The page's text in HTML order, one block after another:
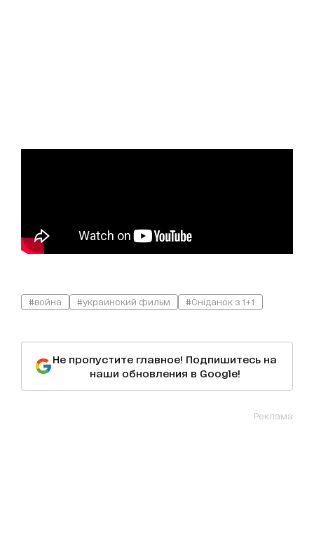
#война #украинский фильм #Сніданок з 1+1
Не пропустите главное! Подпишитесь на
наши обновления в Google!
Реклама